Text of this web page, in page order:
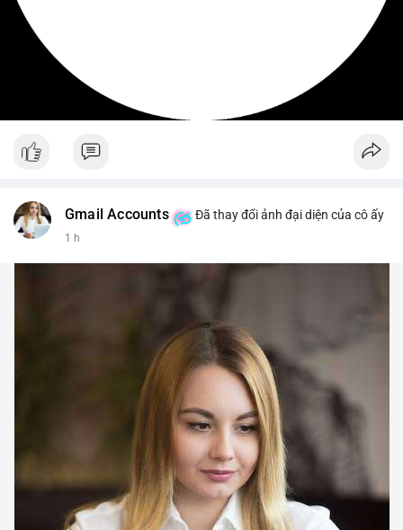
Gmail Accounts Đã thay đổi ảnh đại diện của cô ấy
1 h